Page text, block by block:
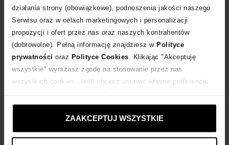
działania strony (obowiązkowe), podnoszenia jakości naszego
Serwisu oraz w celach marketingowych i personalizacji
propozycji i ofert przez nas oraz naszych kontrahentów
(dobrowolne). Pełną informację znajdziesz w Polityce
prywatności oraz Polityce Cookies . Klikając "Akceptuję
wszystkie" wyrażasz zgodę na stosowanie przez nas
wszystkich cookies. Jeśli chcesz ustawić własne preferencje
ustawienia prywatności.
ZAAKCEPTUJ WSZYSTKIE
14 dni na zwrot towaru
+268 punktówzyskujesz w Klubie Korzyści
Kup teraz, Zapłać później!